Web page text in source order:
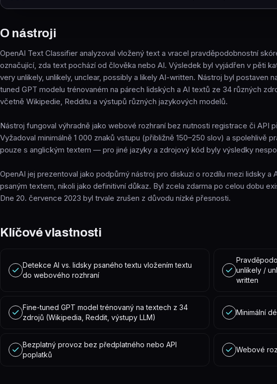
O nástroji
OpenAI Text Classifier analyzoval vložený text a vracel pravděpodobnostní
označující, zda text pochází od člověka nebo AI. Výsledek byl vyjádřen v pěti
very unlikely, unlikely, unclear, possibly a likely AI-written. Nástroj byl postaven
tuned GPT modelu trénovaném na párech lidských a AI textů ze 34 různých
včetně Wikipedie, Redditu a výstupů různých jazykových modelů.
Nástroj fungoval výhradně jako webové rozhraní bez nutnosti registrace či API
Vyžadoval minimálně 1 000 znaků vstupu (přibližně 150–250 slov) a spolehlivě
pouze s anglickým textem — pro jiné jazyky a zdrojový kód byly výsledky
OpenAI jej prezentoval jako podpůrný nástroj pro diskuzi o rozdílu mezi lidsky a
psaným textem, nikoli jako definitivní důkaz. Byl zcela zdarma po celou dobu
Dne 20. července 2023 byl trvale zrušen z důvodu nízké přesnosti.
Klíčové vlastnosti
Detekce AI vs. lidsky psaného textu vložením textu
do webového rozhraní
unlikely /
written
Fine-tuned GPT model trénovaný na textech z 34
zdrojů (Wikipedia, Reddit, výstupy LLM)
Minimální
Bezplatný provoz bez předplatného nebo API
poplatků
Webové